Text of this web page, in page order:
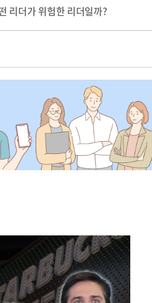
리더가 위험한 리더일까?